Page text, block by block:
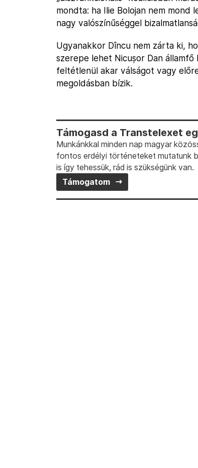
mondta: ha Ilie Bolojan nem mond
nagy valószínűséggel
Ugyanakkor Dîncu nem zárta ki,
szerepe lehet Nicușor Dan
feltétlenül akar válságot vagy
megoldásban bízik.
Támogasd a Transtelexet
Munkánkkal minden nap magyar
fontos erdélyi történeteket mutatunk
is így tehessük, rád is szükségünk van.
Támogatom